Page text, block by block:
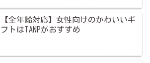
【全年齢対応】女性向けのかわいいギ
フトはTANPがおすすめ